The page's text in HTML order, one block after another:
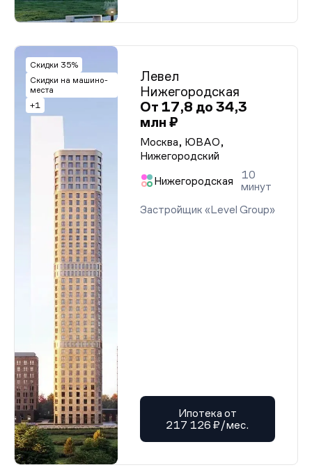
Скидки 35%
Скидки на машино-
места
+1
Левел
Нижегородская
От 17,8 до 34,3
млн ₽
Москва, ЮВАО,
Нижегородский
Нижегородская
10
минут
Застройщик «Level Group»
Ипотека от
217 126 ₽/мес.